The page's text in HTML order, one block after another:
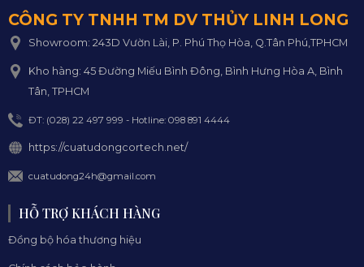
CÔNG TY TNHH TM DV THỦY LINH LONG
Showroom: 243D Vườn Lài, P. Phú Thọ Hòa, Q.Tân Phú,TPHCM
Kho hàng: 45 Đường Miếu Bình Đông, Bình Hưng Hòa A, Bình
Tân, TPHCM
ĐT: (028) 22 497 999 - Hotline: 098 891 4444
https://cuatudongcortech.net/
cuatudong24h@gmail.com
HỖ TRỢ KHÁCH HÀNG
Đồng bộ hóa thương hiệu